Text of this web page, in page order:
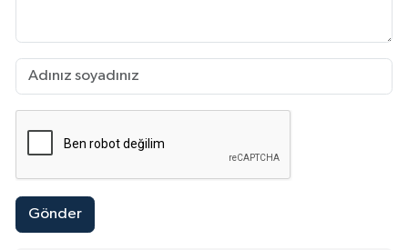
Gönder